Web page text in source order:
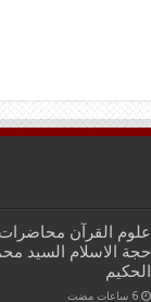
علوم القرآن محاضرات
حجة الاسلام السيد
الحكيم